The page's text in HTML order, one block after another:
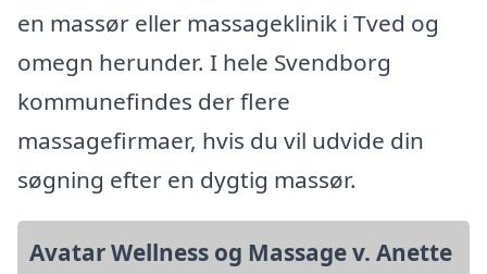
en massør eller massageklinik i Tved og
omegn herunder. I hele Svendborg
kommunefindes der flere
massagefirmaer, hvis du vil udvide din
søgning efter en dygtig massør.
Avatar Wellness og Massage v. Anette